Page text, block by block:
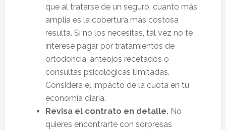
que al tratarse de un seguro, cuanto más
amplia es la cobertura más costosa
resulta. Si no los necesitas, tal vez no te
interese pagar por tratamientos de
ortodoncia, anteojos recetados o
consultas psicológicas ilimitadas.
Considera el impacto de la cuota en tu
economía diaria.
Revisa el contrato en detalle.No
quieres encontrarte con sorpresas